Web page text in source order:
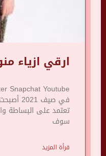
ارقي ازياء
في صيف
تعتمد على البساطة
سوف
قرأة المزيد